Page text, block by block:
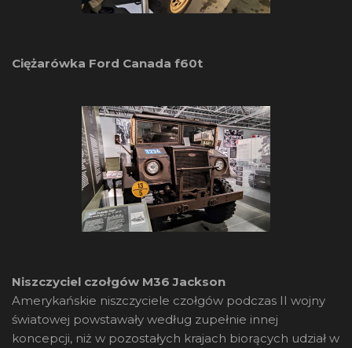
Ciężarówka Ford Canada f60t
Niszczyciel czołgów M36 Jackson
Amerykańskie niszczyciele czołgów podczas II wojny
światowej powstawały według zupełnie innej
koncepcji, niż w pozostałych krajach biorących udział w